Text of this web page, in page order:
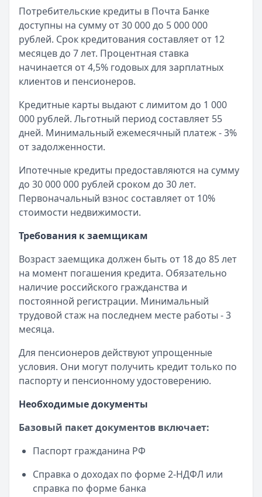
Рейтинг:4.7
Банк ПСБ— Твой кешбэк
Обслуживание:Бесплатно
Рейтинг:4.7
Альфа-Банк— Альфа-Мобайл
Кэшбэк:до 60%
Бесплатно
Рейтинг:4.9
Т-Банк— Джуниор
Обслуживание:Бесплатно
Рейтинг:4.6
Обслуживание: Бесплатно
Рейтинг:4.6
Банк ПСБ— Пенсионная
Обслуживание:Бесплатно
Рейтинг:4.7
Все дебетовые карты
текущее название и начал активную работу
через отделения Почты России в 2016 году.
2. Можно ли получить все банковские услуги
в почтовом отделении?Да, в большинстве
почтовых отделений доступны основные
открытие вкладов, операции с картами.
3. Входит ли Почта Банк в систему
страхования вкладов?
гарантирует защиту средств клиентов до 1,4
миллиона рублей.
4. Какие преимущества дает сотрудничество
доступность услуг даже в отдаленных
населенных пунктах, где нет отделений других
банков.
5. Развивает ли банк цифровые сервисы?
Почта Банк активно инвестирует в развитие
мобильного приложения, интернет-банкинга и
других цифровых каналов обслуживания.
Потребительские кредиты в Почта Банке
доступны на сумму от 30 000 до 5 000 000
рублей. Срок кредитования составляет от 12
месяцев до 7 лет. Процентная ставка
начинается от 4,5% годовых для зарплатных
клиентов и пенсионеров.
Кредитные карты выдают с лимитом до 1 000
000 рублей. Льготный период составляет 55
дней. Минимальный ежемесячный платеж - 3%
от задолженности.
Ипотечные кредиты предоставляются на сумму
до 30 000 000 рублей сроком до 30 лет.
Первоначальный взнос составляет от 10%
стоимости недвижимости.
Требования к заемщикам
Возраст заемщика должен быть от 18 до 85 лет
на момент погашения кредита. Обязательно
наличие российского гражданства и
постоянной регистрации. Минимальный
трудовой стаж на последнем месте работы - 3
месяца.
Для пенсионеров действуют упрощенные
условия. Они могут получить кредит только по
паспорту и пенсионному удостоверению.
Необходимые документы
Базовый пакет документов включает:
Паспорт гражданина РФ
Справка о доходах по форме 2-НДФЛ или
справка по форме банка